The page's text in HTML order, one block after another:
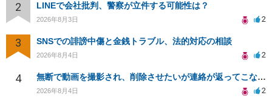
2 LINEで会社批判、警察が立件する可能性は？
2026年8月3日 2
3 SNSでの誹謗中傷と金銭トラブル、法的対応の相談
2026年8月4日 2
4 無断で動画を撮影され、削除させたいが連絡が返ってこない。
2026年8月4日 2